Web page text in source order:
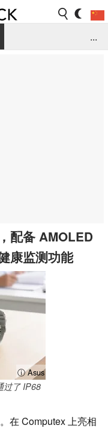
...
配备 AMOLED
康监测功能
ⓘ Asus
过了 IP68
在 Computex 上亮相